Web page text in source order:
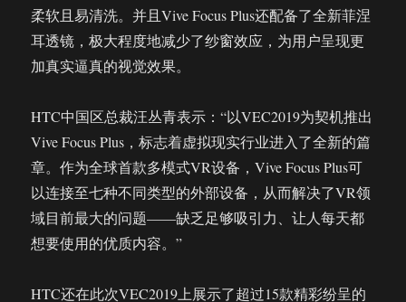
柔软且易清洗。并且Vive Focus Plus还配备了全新菲涅
耳透镜，极大程度地减少了纱窗效应，为用户呈现更
加真实逼真的视觉效果。
HTC中国区总裁汪丛青表示：“以VEC2019为契机推出
Vive Focus Plus，标志着虚拟现实行业进入了全新的篇
章。作为全球首款多模式VR设备，Vive Focus Plus可
以连接至七种不同类型的外部设备，从而解决了VR领
域目前最大的问题——缺乏足够吸引力、让人每天都
想要使用的优质内容。”
HTC还在此次VEC2019上展示了超过15款精彩纷呈的